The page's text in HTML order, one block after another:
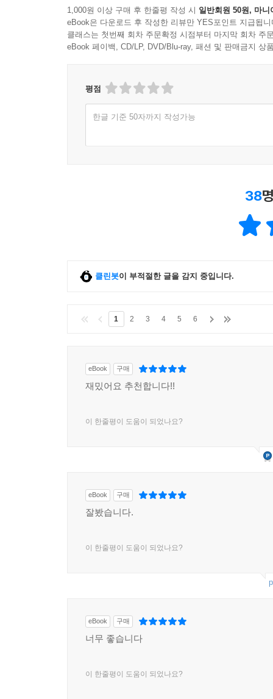
1,000원 이상 구매 후 한줄평 작성 시 일반회원 50원, 마니
eBook은 다운로드 후 작성한 리뷰만 YES포인트 지급됩니
클래스는 첫번째 회차 주문확정 시점부터 마지막 회차 주
eBook 페이백, CD/LP, DVD/Blu-ray, 패션 및 판매금지 상
평점
한글 기준 50자까지 작성가능
38
클린봇이 부적절한 글을 감지 중입니다.
1 2 3 4 5 6
eBook 구매
재밌어요 추천합니다!!
이 한줄평이 도움이 되었나요?
eBook 구매
잘봤습니다.
이 한줄평이 도움이 되었나요?
eBook 구매
너무 좋습니다
이 한줄평이 도움이 되었나요?